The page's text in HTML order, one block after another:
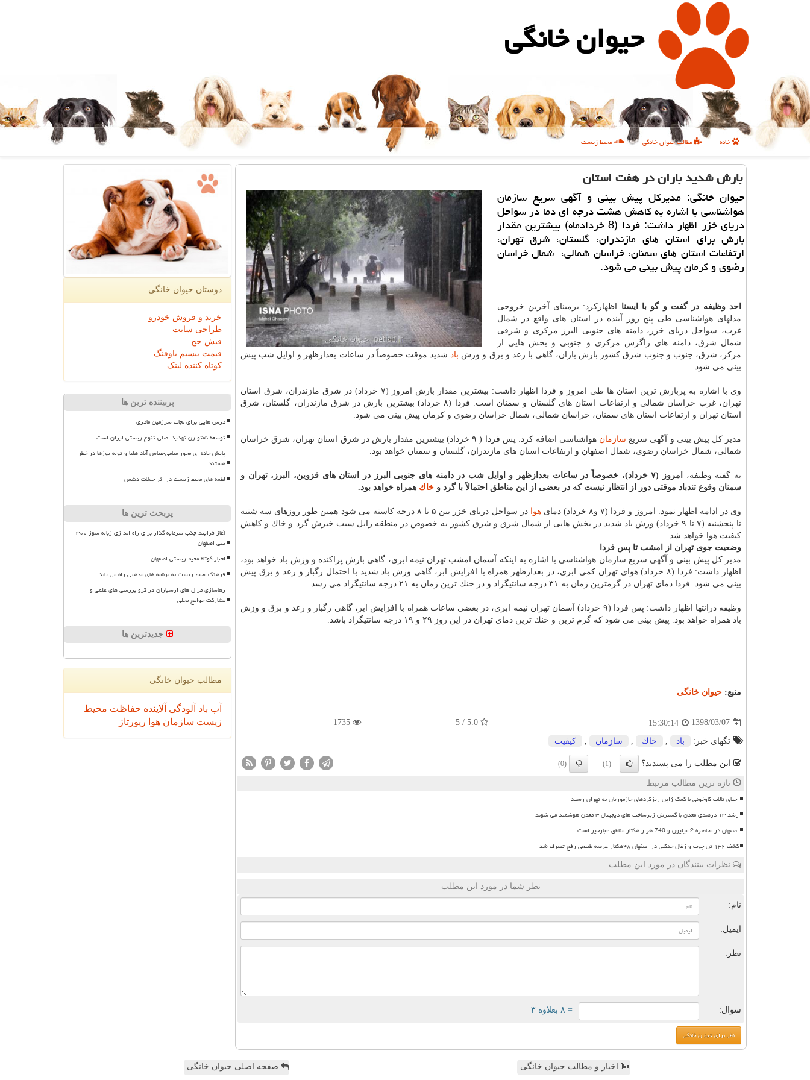
حیوان خانگی
خانه مطالب حیوان خانگی محیط زیست
بارش شدید باران در هفت استان
حیوان خانگی: مدیركل پیش بینی و آگهی سریع سازمان
هواشناسی با اشاره به كاهش هشت درجه ای دما در سواحل
دریای خزر اظهار داشت: فردا (8 خردادماه) بیشترین مقدار
بارش برای استان های مازندران، گلستان، شرق تهران،
ارتفاعات استان های سمنان، خراسان شمالی، شمال خراسان
رضوی و كرمان پیش بینی می شود.
احد وظیفه در گفت و گو با ایسنا
اظهاركرد: برمبنای آخرین خروجی
مدلهای هواشناسی طی پنج روز آینده در استان های واقع در شمال
غرب، سواحل دریای خزر، دامنه های جنوبی البرز مركزی و شرقی
شمال شرق، دامنه های زاگرس مركزی و جنوبی و بخش هایی از
مركز، شرق، جنوب و جنوب شرق كشور بارش باران، گاهی با رعد و برق و وزش بادشدید موقت خصوصاً در ساعات بعدازظهر و اوایل شب پیش
بینی می شود.
وی با اشاره به پربارش ترین استان ها طی امروز و فردا اظهار داشت: بیشترین مقدار بارش امروز (۷ خرداد) در شرق مازندران، شرق استان
تهران، غرب خراسان شمالی و ارتفاعات استان های گلستان و سمنان است. فردا (۸ خرداد) بیشترین بارش در شرق مازندران، گلستان، شرق
استان تهران و ارتفاعات استان های سمنان، خراسان شمالی، شمال خراسان رضوی و كرمان پیش بینی می شود.
مدیر كل پیش بینی و آگهی سریع سازمان
هواشناسی اضافه كرد: پس فردا ( ۹ خرداد) بیشترین مقدار بارش در شرق استان تهران، شرق خراسان
شمالی، شمال خراسان رضوی، شمال اصفهان و ارتفاعات استان های مازندران، گلستان و سمنان خواهد بود.
به گفته وظیفه،
امروز (۷ خرداد)، خصوصاً در ساعات بعدازظهر و اوایل شب در دامنه های جنوبی البرز در استان های قزوین، البرز، تهران و
سمنان وقوع تندباد موقتی دور از انتظار نیست كه در بعضی از این مناطق احتمالاً با گرد و خاك همراه خواهد بود.
وی در ادامه اظهار نمود: امروز و فردا (۷ و۸ خرداد) دمای هوا
در سواحل دریای خزر بین ۵ تا ۸ درجه كاسته می شود همین طور روزهای سه شنبه
تا پنجشنبه (۷ تا ۹ خرداد) وزش باد شدید در بخش هایی از شمال شرق و شرق كشور به خصوص در منطقه زابل سبب خیزش گرد و خاك و كاهش
كیفیت هوا خواهد شد.
وضعیت جوی تهران از امشب تا پس فردا
مدیر كل پیش بینی و آگهی سریع سازمان هواشناسی با اشاره به اینكه آسمان امشب تهران نیمه ابری، گاهی بارش پراكنده و وزش باد خواهد بود،
اظهار داشت: فردا (۸ خرداد) هوای تهران كمی ابری، در بعدازظهر همراه با افزایش ابر، گاهی وزش باد شدید با احتمال رگبار و رعد و برق پیش
بینی می شود. فردا دمای تهران در گرمترین زمان به ۳۱ درجه سانتیگراد و در خنك ترین زمان به ۲۱ درجه سانتیگراد می رسد.
وظیفه درانتها اظهار داشت: پس فردا (۹ خرداد) آسمان تهران نیمه ابری، در بعضی ساعات همراه با افزایش ابر، گاهی رگبار و رعد و برق و وزش
باد همراه خواهد بود. پیش بینی می شود كه گرم ترین و خنك ترین دمای تهران در این روز ۲۹ و ۱۹ درجه سانتیگراد باشد.
منبع: حیوان خانگی
1398/03/07
15:30:14
5.0 / 5
1735
تگهای خبر: باد خاك سازمان كیفیت
این مطلب را می پسندید؟ (1)
(0)
تازه ترین مطالب مرتبط
احیای تالاب گاوخونی با کمک ژاپن ریزگردهای جازموریان به تهران رسید
رشد ۱۳ درصدی معدن با گسترش زیرساخت های دیجیتال ۳ معدن هوشمند می شوند
اصفهان در محاصره 2 میلیون و 740 هزار هکتار مناطق غبارخیز است
کشف ۱۳۲ تن چوب و زغال جنگلی در اصفهان ۴۸هکتار عرصه طبیعی رفع تصرف شد
نظرات بینندگان در مورد این مطلب
نظر شما در مورد این مطلب
نام:
ایمیل:
نظر:
سوال: = ۸ بعلاوه ۳
دوستان حیوان خانگی
خرید و فروش خودرو
طراحی سایت
فیش حج
قیمت بیسیم باوفنگ
کوتاه کننده لینک
پربیننده ترین ها
درس هایی برای نجات سرزمین مادری
توسعه نامتوازن تهدید اصلی تنوع زیستی ایران است
پایش جاده ای محور میامی-عباس آباد هلیا و توله یوزها در خطر
هستند
لطمه های محیط زیست در اثر حملات دشمن
پربحث ترین ها
آغاز فرایند جذب سرمایه گذار برای راه اندازی زباله سوز ۳۰۰
تنی اصفهان
اخبار کوتاه محیط زیستی اصفهان
فرهنگ محیط زیست به برنامه های مذهبی راه می یابد
رهاسازی مرال های ارسباران در گرو بررسی های علمی و
مشارکت جوامع محلی
جدیدترین ها
مطالب حیوان خانگی
آب باد آلودگی آلاینده حفاظت محیط
زیست سازمان هوا رپورتاژ
اخبار و مطالب حیوان خانگی صفحه اصلی حیوان خانگی